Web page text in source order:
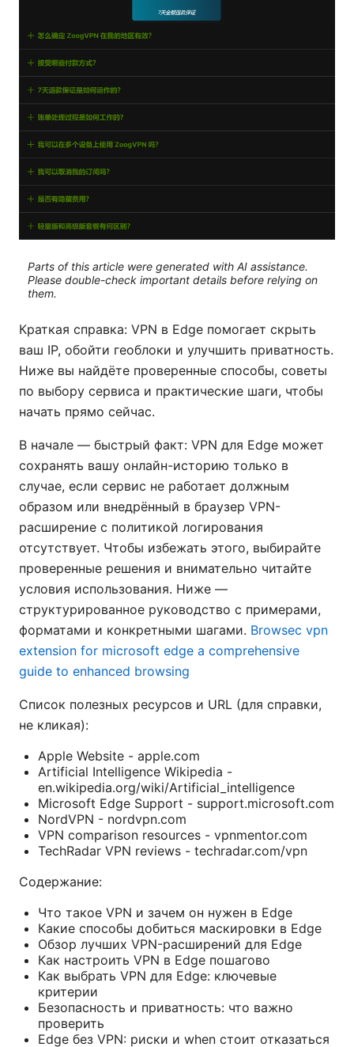
Parts of this article were generated with AI assistance.
Please double-check important details before relying on
them.
Краткая справка: VPN в Edge помогает скрыть
ваш IP, обойти геоблоки и улучшить приватность.
Ниже вы найдёте проверенные способы, советы
по выбору сервиса и практические шаги, чтобы
начать прямо сейчас.
В начале — быстрый факт: VPN для Edge может
сохранять вашу онлайн-историю только в
случае, если сервис не работает должным
образом или внедрённый в браузер VPN-
расширение с политикой логирования
отсутствует. Чтобы избежать этого, выбирайте
проверенные решения и внимательно читайте
условия использования. Ниже —
структурированное руководство с примерами,
форматами и конкретными шагами. Browsec vpn
extension for microsoft edge a comprehensive
guide to enhanced browsing
Список полезных ресурсов и URL (для справки,
не кликая):
Apple Website - apple.com
Artificial Intelligence Wikipedia -
en.wikipedia.org/wiki/Artificial_intelligence
Microsoft Edge Support - support.microsoft.com
NordVPN - nordvpn.com
VPN comparison resources - vpnmentor.com
TechRadar VPN reviews - techradar.com/vpn
Содержание:
Что такое VPN и зачем он нужен в Edge
Какие способы добиться маскировки в Edge
Обзор лучших VPN-расширений для Edge
Как настроить VPN в Edge пошагово
Как выбрать VPN для Edge: ключевые
критерии
Безопасность и приватность: что важно
проверить
Edge без VPN: риски и when стоит отказаться